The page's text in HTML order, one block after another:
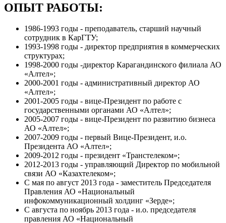
ОПЫТ РАБОТЫ:
1986-1993 годы - преподаватель, старший научный
сотрудник в КарГТУ;
1993-1998 годы - директор предприятия в коммерческих
структурах;
1998-2000 годы -директор Карагандинского филиала АО
«Алтел»;
2000-2001 годы - административный директор АО
«Алтел»;
2001-2005 годы - вице-Президент по работе с
государственными органами АО «Алтел»;
2005-2007 годы - вице-Президент по развитию бизнеса
АО «Алтел»;
2007-2009 годы - первый Вице-Президент, и.о.
Президента АО «Алтел»;
2009-2012 годы - президент «Транстелеком»;
2012-2013 годы - управляющий Директор по мобильной
связи АО «Казахтелеком»;
С мая по август 2013 года - заместитель Председателя
Правления АО «Национальный
инфокоммуникационный холдинг «Зерде»;
С августа по ноябрь 2013 года - и.о. председателя
правления АО «Национальный